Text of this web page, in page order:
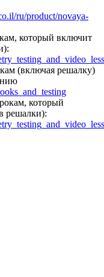
ru/product/novaya-
который включит
(включая решалку)
который
решалки):